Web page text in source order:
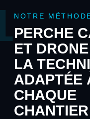
NOTRE
PERCHE
ET
LA
ADAPTÉE
CHAQUE
CHANTIER